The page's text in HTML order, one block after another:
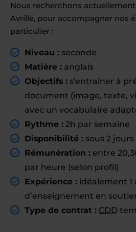
Nous recherchons
Avrillé, pour accompagner nos
particulier :
Niveau : seconde
Matière : anglais
Objectifs : s'entraîner à
document (image, texte,
avec un vocabulaire
Rythme : 2h par semaine
Disponibilité : sous 2 jours
Rémunération : entre
par heure (selon profil)
Expérience : idéalement
d’enseignement en
Type de contrat : CDD